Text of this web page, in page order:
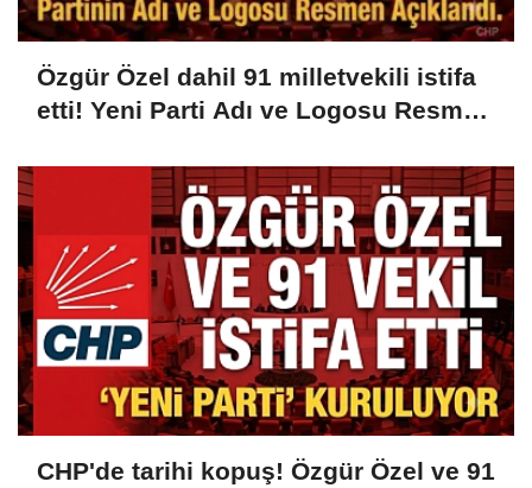
Özgür Özel dahil 91 milletvekili istifa
etti! Yeni Parti Adı ve Logosu Resmen
CHP'de tarihi kopuş! Özgür Özel ve 91